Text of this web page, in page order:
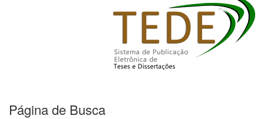
Página de Busca